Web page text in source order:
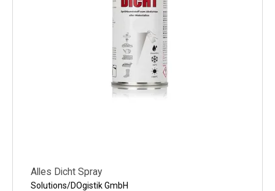
Alles Dicht Spray
Solutions/DOgistik GmbH